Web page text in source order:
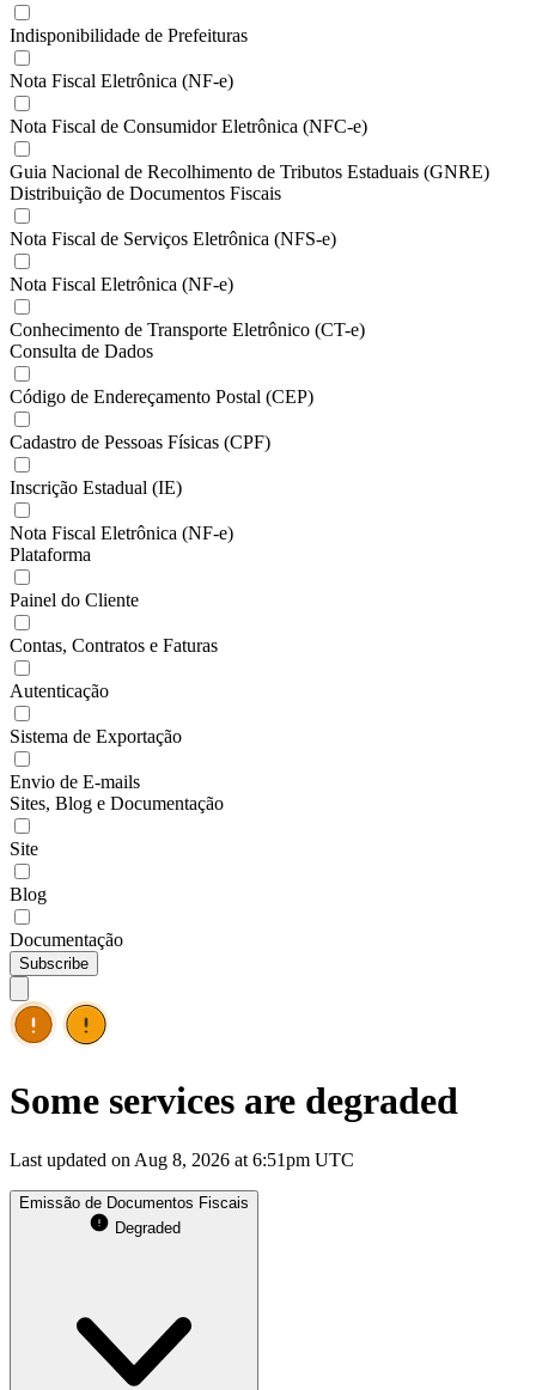
Indisponibilidade de Prefeituras
Nota Fiscal Eletrônica (NF-e)
Nota Fiscal de Consumidor Eletrônica (NFC-e)
Guia Nacional de Recolhimento de Tributos Estaduais (GNRE)
Distribuição de Documentos Fiscais
Nota Fiscal de Serviços Eletrônica (NFS-e)
Nota Fiscal Eletrônica (NF-e)
Conhecimento de Transporte Eletrônico (CT-e)
Consulta de Dados
Código de Endereçamento Postal (CEP)
Cadastro de Pessoas Físicas (CPF)
Inscrição Estadual (IE)
Nota Fiscal Eletrônica (NF-e)
Plataforma
Painel do Cliente
Contas, Contratos e Faturas
Autenticação
Sistema de Exportação
Envio de E-mails
Sites, Blog e Documentação
Site
Blog
Documentação
Subscribe
Some services are degraded
Last updated on Aug 8, 2026 at 6:51pm UTC
Emissão de Documentos Fiscais
Degraded